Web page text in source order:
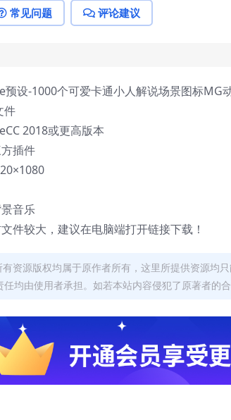
常见问题 评论建议
设-1000个可爱卡通小人解说场景图标MG
件
2018或更高版本
插件
音乐
件较大，建议在电脑端打开链接下载！
资源版权均属于原作者所有，这里所提供资源均
均由使用者承担。如若本站内容侵犯了原著者的